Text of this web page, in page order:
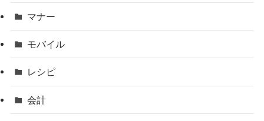
マナー
モバイル
レシピ
会計